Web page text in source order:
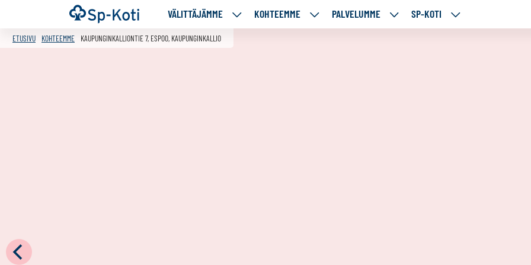
Siirry
sisältöön
Etusivu VÄLITTÄJÄMME
VÄLITTÄJÄMME
KOHTEEMME
KOHTEEMME
PALVELUMME
PALVELUMME
SP-KOTI
SP-
ETUSIVU KOHTEEMME KAUPUNGINKALLIONTIE 7, ESPOO, KAUPUNGINKALLIO